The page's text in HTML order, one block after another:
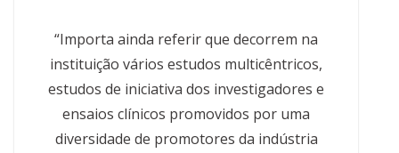
“Importa ainda referir que decorrem na
instituição vários estudos multicêntricos,
estudos de iniciativa dos investigadores e
ensaios clínicos promovidos por uma
diversidade de promotores da indústria